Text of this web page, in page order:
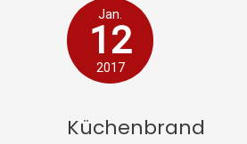
Jan.
12
2017
Küchenbrand
Küchenbrand